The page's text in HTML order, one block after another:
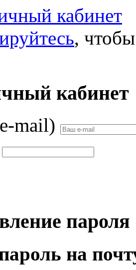
кабинет
,
кабинет
mail)
пароля
на